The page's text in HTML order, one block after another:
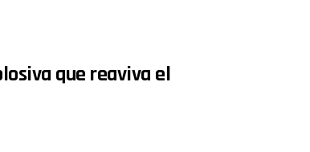
que reaviva el